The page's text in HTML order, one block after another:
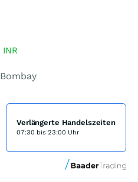
INR
Bombay
Verlängerte Handelszeiten
07:30 bis 23:00 Uhr